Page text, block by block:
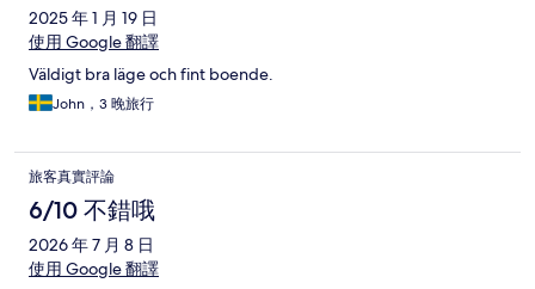
2025 年 1 月 19 日
使用 Google 翻譯
Väldigt bra läge och fint boende.
John，3 晚旅行
旅客真實評論
6/10 不錯哦
2026 年 7 月 8 日
使用 Google 翻譯